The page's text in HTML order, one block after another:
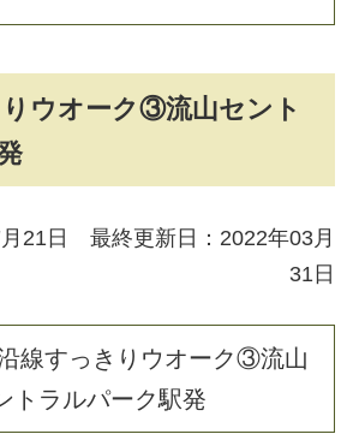
ウオーク③流山セント
21日 最終更新日：2022年03月
31日
線すっ き り ウオーク③流山
ト ラ ルパーク駅発